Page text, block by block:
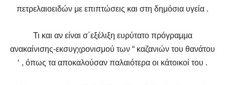
πετρελαιοειδών με επιπτώσεις και στη δημόσια υγεία .
Τι και αν είναι σ΄εξέλιξη ευρύτατο πρόγραμμα
ανακαίνισης-εκσυγχρονισμού των “ καζανιών του θανάτου
‘ , όπως τα αποκαλούσαν παλαιότερα οι κάτοικοί του .